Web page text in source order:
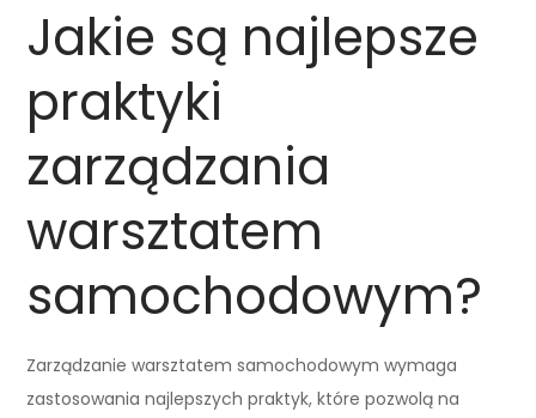
Jakie są najlepsze
praktyki
zarządzania
warsztatem
samochodowym?
Zarządzanie warsztatem samochodowym wymaga
zastosowania najlepszych praktyk, które pozwolą na